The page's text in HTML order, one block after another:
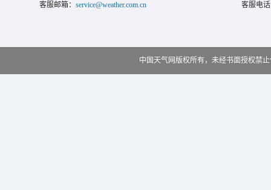
客服邮箱： service@weather.com.cn 客服电
中国天气网版权所有，未经书面授权